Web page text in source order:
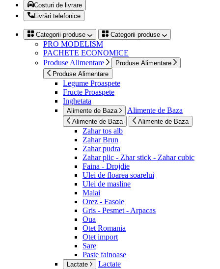
Costuri de livrare
Livrări telefonice
Categorii produse Categorii produse
PRO MODELISM
PACHETE ECONOMICE
Produse Alimentare
Produse Alimentare
Produse Alimentare
Legume Proaspete
Fructe Proaspete
Inghetata
Alimente de Baza Alimente de Baza
Alimente de Baza Alimente de Baza
Zahar tos alb
Zahar Brun
Zahar pudra
Zahar plic - Zhar stick - Zahar cubic
Faina - Drojdie
Ulei de floarea soarelui
Ulei de masline
Malai
Orez - Fasole
Gris - Pesmet - Arpacas
Oua
Otet Romania
Otet import
Sare
Paste fainoase
Lactate Lactate